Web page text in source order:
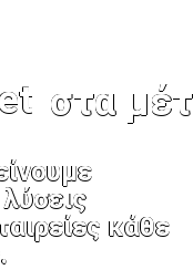
στα
κάθε